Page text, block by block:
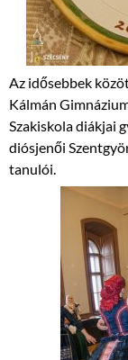
Az idősebbek
Kálmán
Szakiskola diákjai
diósjenői
tanulói.